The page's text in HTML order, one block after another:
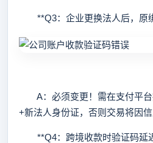
**Q3：企业更换法人后，原
A：必须变更！需在支付平台
+新法人身份证，否则交易将因信
**Q4：跨境收款时验证码延